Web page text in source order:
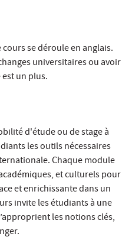
cours se déroule en anglais.
universitaires ou avoir
un plus.
d'étude ou de stage à
les outils nécessaires
Chaque module
et culturels pour
et enrichissante dans un
invite les étudiants à une
les notions clés,